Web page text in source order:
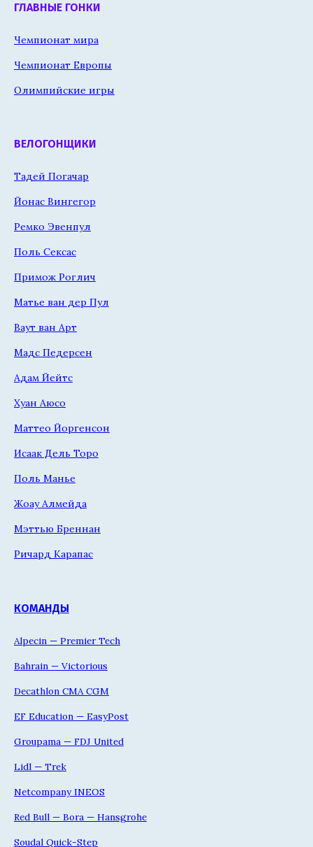
ГЛАВНЫЕ ГОНКИ
Чемпионат мира
Чемпионат Европы
Олимпийские игры
ВЕЛОГОНЩИКИ
Тадей Погачар
Йонас Вингегор
Ремко Эвенпул
Поль Сексас
Примож Роглич
Матье ван дер Пул
Ваут ван Арт
Мадс Педерсен
Адам Йейтс
Хуан Аюсо
Маттео Йоргенсон
Исаак Дель Торо
Поль Манье
Жоау Алмейда
Мэттью Бреннан
Ричард Карапас
КОМАНДЫ
Alpecin — Premier Tech
Bahrain — Victorious
Decathlon CMA CGM
EF Education — EasyPost
Groupama — FDJ United
Lidl — Trek
Netcompany INEOS
Red Bull — Bora — Hansgrohe
Soudal Quick-Step